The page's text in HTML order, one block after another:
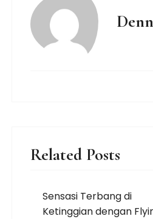
Related Posts
Sensasi Terbang di
Ketinggian dengan